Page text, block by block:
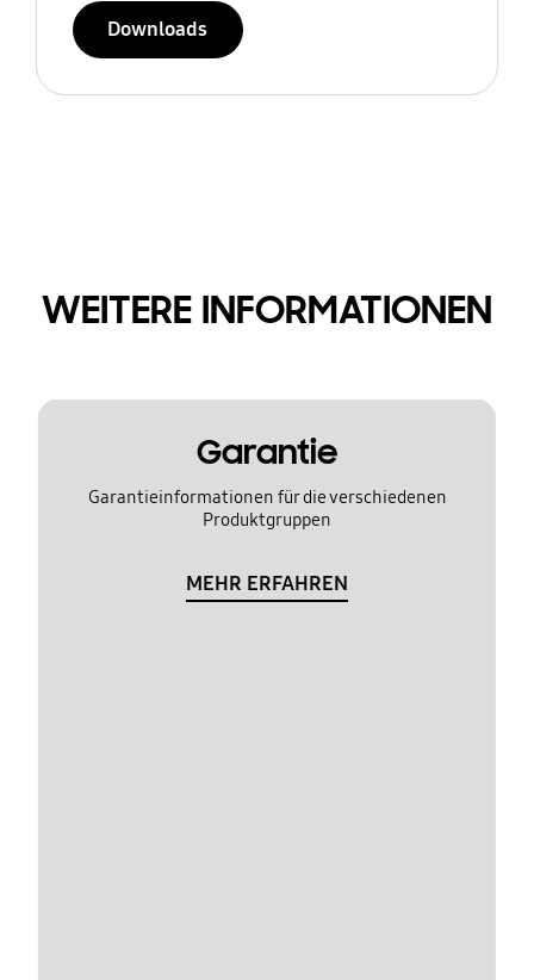
Downloads
WEITERE INFORMATIONEN
Garantie
Garantieinformationen für die verschiedenen
Produktgruppen
MEHR ERFAHREN